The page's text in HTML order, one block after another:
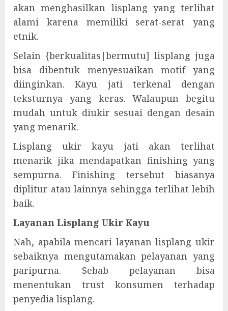
akan menghasilkan lisplang yang terlihat
alami karena memiliki serat-serat yang
etnik.
Selain {berkualitas|bermutu] lisplang juga
bisa dibentuk menyesuaikan motif yang
diinginkan. Kayu jati terkenal dengan
teksturnya yang keras. Walaupun begitu
mudah untuk diukir sesuai dengan desain
yang menarik.
Lisplang ukir kayu jati akan terlihat
menarik jika mendapatkan finishing yang
sempurna. Finishing tersebut biasanya
diplitur atau lainnya sehingga terlihat lebih
baik.
Layanan Lisplang Ukir Kayu
Nah, apabila mencari layanan lisplang ukir
sebaiknya mengutamakan pelayanan yang
paripurna. Sebab pelayanan bisa
menentukan trust konsumen terhadap
penyedia lisplang.